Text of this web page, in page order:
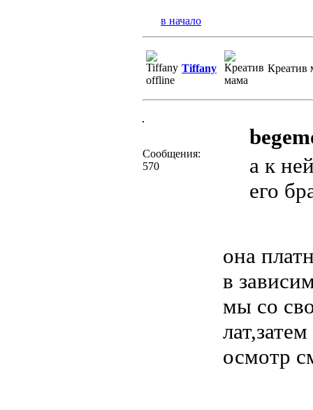
в начало
Tiffany Креатив
Сообщения:
570
а к
его
она
в
мы со
осмотр